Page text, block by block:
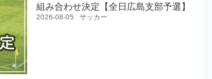
組み合わせ決定【全日広島支部予選】
2026-08-05 サッカー